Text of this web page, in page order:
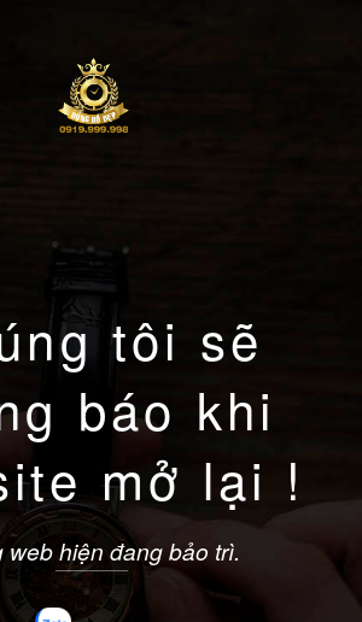
tôi sẽ
báo khi
mở lại !
web hiện đang bảo trì.